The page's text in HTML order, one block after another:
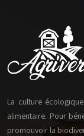
La culture
alimentaire. Pour
promouvoir la